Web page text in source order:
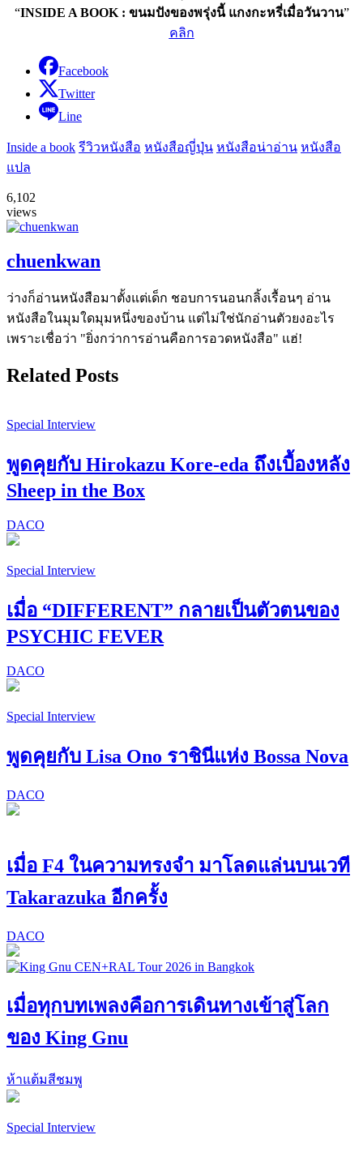
“INSIDE A BOOK : ขนมปังของพรุ่งนี้ แกงกะหรี่เมื่อวันวาน”
คลิก
Facebook
Twitter
Line
Inside a book รีวิวหนังสือ หนังสือญี่ปุ่น หนังสือน่าอ่าน หนังสือ
แปล
6,102
views
chuenkwan
ว่างก็อ่านหนังสือมาตั้งแต่เด็ก ชอบการนอนกลิ้งเรื้อนๆ อ่าน
หนังสือในมุมใดมุมหนึ่งของบ้าน แต่ไม่ใช่นักอ่านตัวยงอะไร
เพราะเชื่อว่า "ยิ่งกว่าการอ่านคือการอวดหนังสือ" แฮ่!
Related Posts
Special Interview
พูดคุยกับ Hirokazu Kore-eda ถึงเบื้องหลัง
Sheep in the Box
DACO
Special Interview
เมื่อ “DIFFERENT” กลายเป็นตัวตนของ
PSYCHIC FEVER
DACO
Special Interview
พูดคุยกับ Lisa Ono ราชินีแห่ง Bossa Nova
DACO
เมื่อ F4 ในความทรงจำ มาโลดแล่นบนเวที
Takarazuka อีกครั้ง
DACO
เมื่อทุกบทเพลงคือการเดินทางเข้าสู่โลก
ของ King Gnu
ห้าแต้มสีชมพู
Special Interview